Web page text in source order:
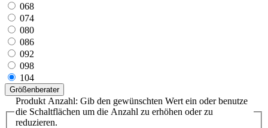
068
074
080
086
092
098
104
Größenberater
Produkt Anzahl: Gib den gewünschten Wert ein oder benutze
die Schaltflächen um die Anzahl zu erhöhen oder zu
reduzieren.